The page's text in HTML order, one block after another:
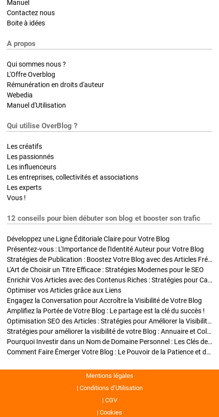
Manuel
Contactez nous
Boite à idées
A propos
Qui sommes nous ?
L'Offre Overblog
Rémunération en droits d'auteur
Webedia
Manuel d'Utilisation
Qui utilise OverBlog ?
Les créatifs
Les passionnés
Les influenceurs
Les entreprises, collectivités et associations
Les experts
Vous !
12 conseils pour bien débuter son blog et booster son trafic
Développez une Ligne Éditoriale Claire pour Votre Blog
Présentez-vous : L'Importance de l'Identité Auteur pour Votre Blog
Stratégies de Publication : Boostez Votre Blog avec des Articles Fréquents et Exclusifs
L'Art de Choisir un Titre Efficace : Stratégies Modernes pour le SEO
Enrichir Vos Articles avec des Contenus Riches : Stratégies pour Captiver et Optimiser
Optimiser vos Articles grâce aux Liens
Engagez la Conversation pour Accroître la Visibilité de Votre Blog
Amplifiez la Portée de Votre Blog : Le partage est la clé du succès !
Optimisation SEO des Articles : Stratégies pour Améliorer la Visibilité de Votre Blog
Stratégies pour améliorer la visibilité de votre Blog : Annuaire et Collaborations
Pourquoi Investir dans un Nom de Domaine Personnel : Les Clés de la Réussite de Votre Blog
Comment Faire Émerger Votre Blog : Le Pouvoir de la Patience et de la Persévérance
Mentions légales
Conditions d’Utilisation
CGV
Cookies